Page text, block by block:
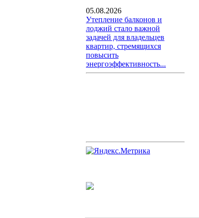
05.08.2026
Утепление балконов и
лоджий стало важной
задачей для владельцев
квартир, стремящихся
повысить
энергоэффективность...